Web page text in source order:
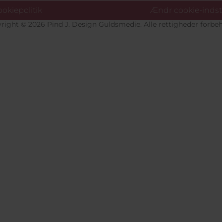
Ændr cookie-
© 2026 Pind J. Design Guldsmedie. Alle rettigheder